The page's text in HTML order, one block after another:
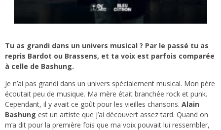
Tu as grandi dans un univers musical ? Par le passé tu as
repris Bardot ou Brassens, et ta voix est parfois comparée
à celle de Bashung.
Je n’ai pas grandi dans un univers spécialement musical. Mon père
écoutait peu de musique. Ma mère était branchée rock et punk.
Cependant, il y avait ce goût pour les vieilles chansons. Alain
Bashung est un artiste que j’ai découvert assez tard. Quand on
m’a dit pour la première fois que ma voix pouvait lui ressembler,